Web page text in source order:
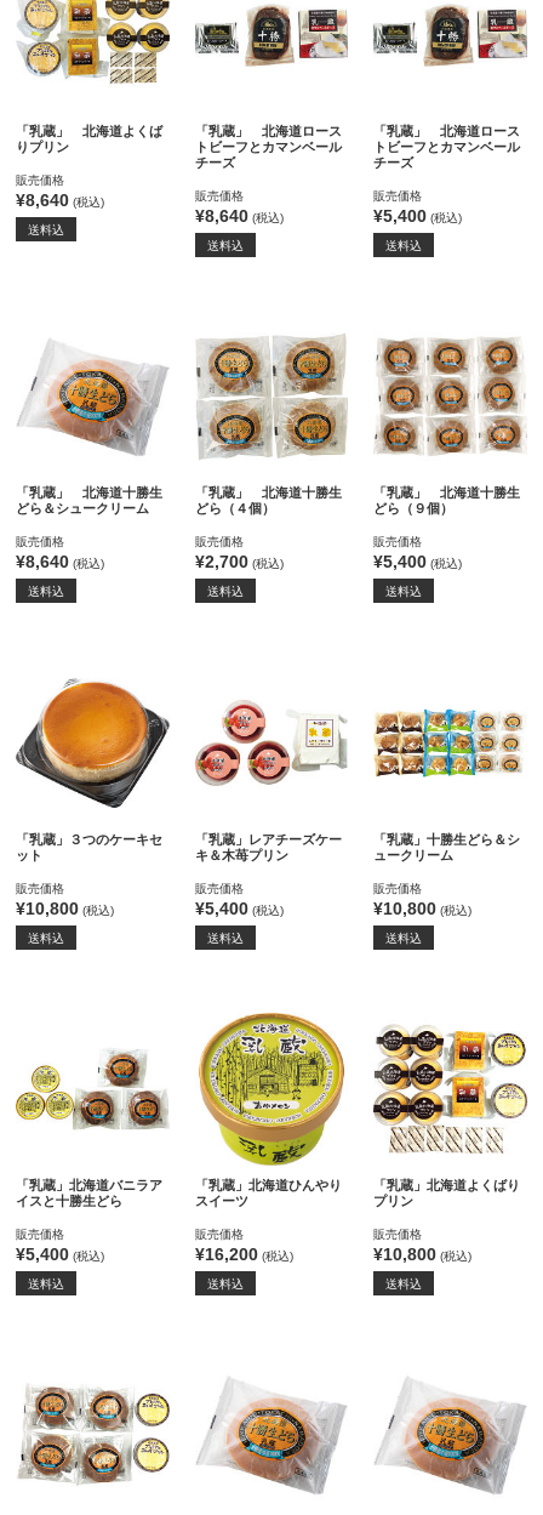
「乳蔵」 北海道よくば
りプリン
販売価格
¥8,640 (税込)
送料込
「乳蔵」 北海道ロース
トビーフとカマンベール
チーズ
販売価格
¥8,640(税込)
送料込
「乳蔵」 北海道ロース
トビーフとカマンベール
チーズ
販売価格
¥5,400 (税込)
送料込
「乳蔵」 北海道十勝生
どら＆シュークリーム
販売価格
¥8,640 (税込)
送料込
「乳蔵」 北海道十勝生
どら（４個）
販売価格
¥2,700(税込)
送料込
「乳蔵」 北海道十勝生
どら（９個）
販売価格
¥5,400 (税込)
送料込
「乳蔵」３つのケーキセ
ット
販売価格
¥10,800 (税込)
送料込
「乳蔵」レアチーズケー
キ＆木苺プリン
販売価格
¥5,400(税込)
送料込
「乳蔵」十勝生どら＆シ
ュークリーム
販売価格
¥10,800 (税込)
送料込
「乳蔵」北海道バニラア
イスと十勝生どら
販売価格
¥5,400 (税込)
送料込
「乳蔵」北海道ひんやり
スイーツ
販売価格
¥16,200(税込)
送料込
「乳蔵」北海道よくばり
プリン
販売価格
¥10,800 (税込)
送料込